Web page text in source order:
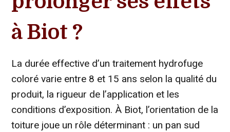
à Biot ?
La durée effective d’un traitement hydrofuge
coloré varie entre 8 et 15 ans selon la qualité du
produit, la rigueur de l’application et les
conditions d’exposition. À Biot, l’orientation de la
toiture joue un rôle déterminant : un pan sud